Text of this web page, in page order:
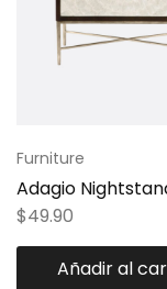
Furniture
Adagio
$49.90
Añadir al